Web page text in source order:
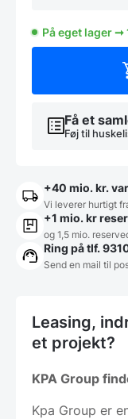
tallerken
18,2
antal
På eget lager
Få et
Føj til
+40 mio. kr.
Vi leverer hurtigt
+1 mio. kr
og 1,5 mio.
Ring på tlf.
Send en mail til
Leasing,
et projekt?
KPA Group
Kpa Group er